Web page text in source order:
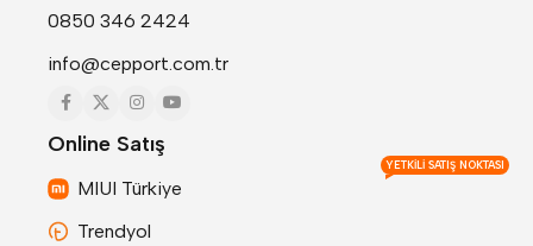
0850 346 2424
info@cepport.com.tr
Online Satış
MIUI Türkiye
YETKILI SATIŞ NOKTASI
Trendyol